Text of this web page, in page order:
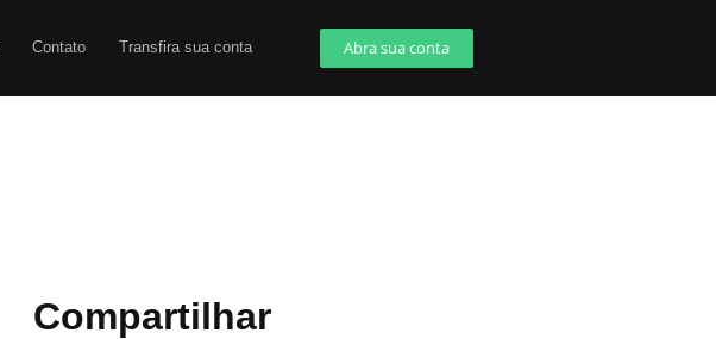
Contato Transfira sua conta Abra sua conta
Compartilhar